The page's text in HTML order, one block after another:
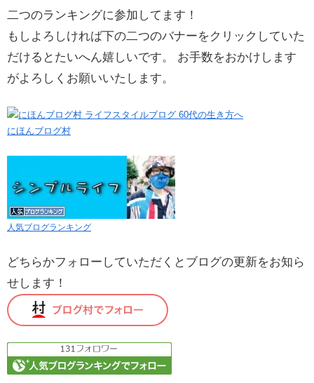
二つのランキングに参加してます！
もしよろしければ下の二つのバナーをクリックしていた
だけるとたいへん嬉しいです。 お手数をおかけします
がよろしくお願いいたします。
にほんブログ村
人気ブログランキング
どちらかフォローしていただくとブログの更新をお知ら
せします！